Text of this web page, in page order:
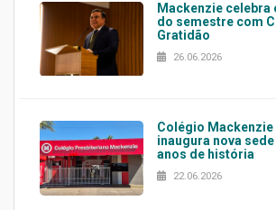
Mackenzie celebra
do semestre com
Gratidão
26.06.2026
Colégio Mackenzie
inaugura nova
anos de história
22.06.2026